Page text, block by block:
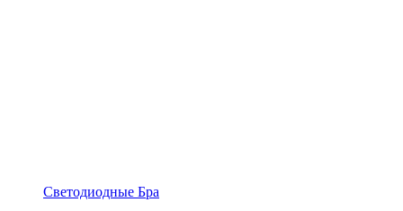
Светодиодные Бра